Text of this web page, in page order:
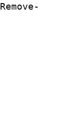
Remove-